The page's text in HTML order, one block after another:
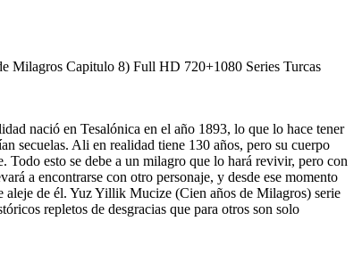
Milagros Capitulo 8) Full HD 720+1080 Series Turcas
nació en Tesalónica en el año 1893, lo que lo hace tener
secuelas. Ali en realidad tiene 130 años, pero su cuerpo
Todo esto se debe a un milagro que lo hará revivir, pero con
a encontrarse con otro personaje, y desde ese momento
aleje de él. Yuz Yillik Mucize (Cien años de Milagros) serie
repletos de desgracias que para otros son solo